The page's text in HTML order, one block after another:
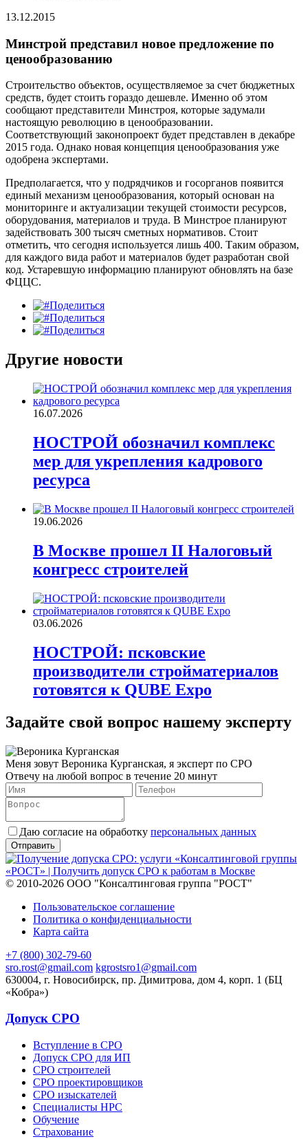
13.12.2015
Минстрой представил новое предложение по
ценообразованию
Строительство объектов, осуществляемое за счет бюджетных
средств, будет стоить гораздо дешевле. Именно об этом
сообщают представители Минстроя, которые задумали
настоящую революцию в ценообразовании.
Соответствующий законопроект будет представлен в декабре
2015 года. Однако новая концепция ценообразования уже
одобрена экспертами.
Предполагается, что у подрядчиков и госорганов появится
единый механизм ценообразования, который основан на
мониторинге и актуализации текущей стоимости ресурсов,
оборудования, материалов и труда. В Минстрое планируют
задействовать 300 тысяч сметных нормативов. Стоит
отметить, что сегодня используется лишь 400. Таким образом,
для каждого вида работ и материалов будет разработан свой
код. Устаревшую информацию планируют обновлять на базе
ФЦЦС.
Поделиться
Поделиться
Поделиться
Другие новости
16.07.2026
НОСТРОЙ обозначил комплекс
мер для укрепления кадрового
ресурса
19.06.2026
В Москве прошел II Налоговый
конгресс строителей
03.06.2026
НОСТРОЙ: псковские
производители стройматериалов
готовятся к QUBE Expo
Задайте свой вопрос нашему эксперту
Меня зовут Вероника Курганская, я эксперт по СРО
Отвечу на любой вопрос в течение 20 минут
Даю согласие на обработку персональных данных
© 2010-2026 ООО "Консалтинговая группа "РОСТ"
Пользовательское соглашение
Политика о конфиденциальности
Карта сайта
+7 (800) 302-79-60
sro.rost@gmail.com kgrostsro1@gmail.com
630004, г. Новосибирск, пр. Димитрова, дом 4, корп. 1 (БЦ
«Кобра»)
Допуск СРО
Вступление в СРО
Допуск СРО для ИП
СРО строителей
СРО проектировщиков
СРО изыскателей
Специалисты НРС
Обучение
Страхование